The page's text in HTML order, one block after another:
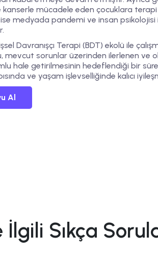
kanserle mücadele eden çocuklara
medyada pandemi ve insan psikolojisi
Davranışçı Terapi (BDT) ekolü ile
sorunlar üzerinden ilerlenen ve
hale getirilmesinin hedeflendiği bir
ve yaşam işlevselliğinde kalıcı
Al
İlgili Sıkça